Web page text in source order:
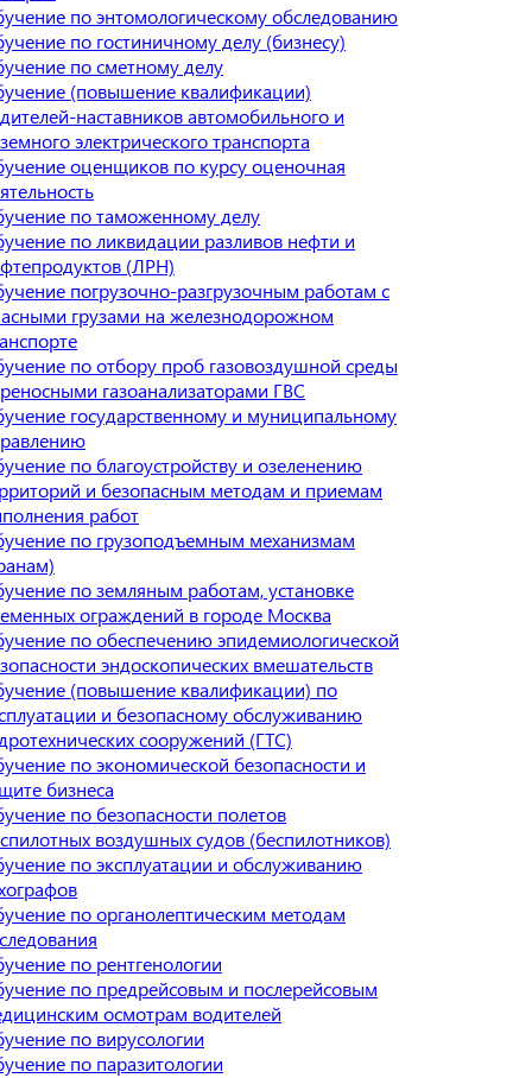
по энтомологическому обследованию
по гостиничному делу (бизнесу)
по сметному делу
(повышение квалификации)
наставников автомобильного и
электрического транспорта
оценщиков по курсу оценочная
по таможенному делу
по ликвидации разливов нефти и
(ЛРН)
погрузочно-разгрузочным работам с
грузами на железнодорожном
по отбору проб газовоздушной среды
газоанализаторами ГВС
государственному и муниципальному
по благоустройству и озеленению
и безопасным методам и приемам
работ
по грузоподъемным механизмам
по земляным работам, установке
ограждений в городе Москва
по обеспечению эпидемиологической
эндоскопических вмешательств
(повышение квалификации) по
и безопасному обслуживанию
сооружений (ГТС)
по экономической безопасности и
бизнеса
по безопасности полетов
воздушных судов (беспилотников)
по эксплуатации и обслуживанию
по органолептическим методам
по рентгенологии
по предрейсовым и послерейсовым
осмотрам водителей
по вирусологии
по паразитологии